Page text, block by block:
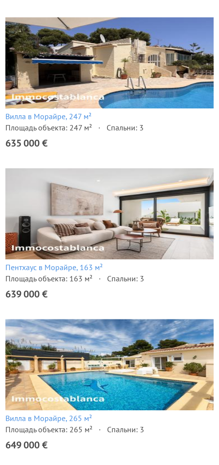
Вилла в Морайре, 247 м²
Площадь объекта: 247 м²
Спальни: 3
635 000 €
Пентхаус в Морайре, 163 м²
Площадь объекта: 163 м²
Спальни: 3
639 000 €
Вилла в Морайре, 265 м²
Площадь объекта: 265 м²
Спальни: 3
649 000 €